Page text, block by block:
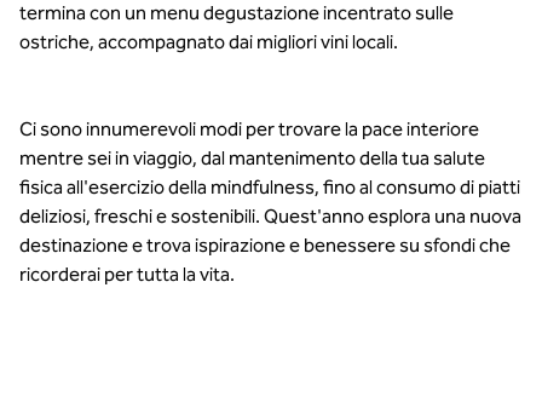
termina con un menu degustazione incentrato sulle
ostriche, accompagnato dai migliori vini locali.
Ci sono innumerevoli modi per trovare la pace interiore
mentre sei in viaggio, dal mantenimento della tua salute
fisica all'esercizio della mindfulness, fino al consumo di piatti
deliziosi, freschi e sostenibili. Quest'anno esplora una nuova
destinazione e trova ispirazione e benessere su sfondi che
ricorderai per tutta la vita.